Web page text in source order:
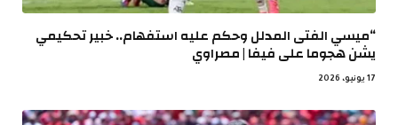
“ميسي الفتى المدلل وحكم عليه استفهام.. خبير تحكيمي
يشن هجوما على فيفا | مصراوي
17 يونيو، 2026